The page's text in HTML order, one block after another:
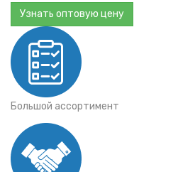
Узнать оптовую цену
Большой ассортимент